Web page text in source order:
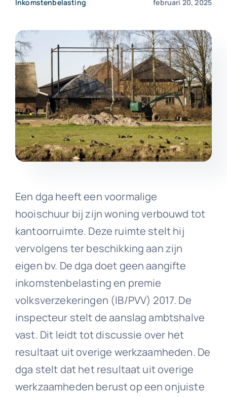
Inkomstenbelasting februari 20, 2025
Een dga heeft een voormalige
hooischuur bij zijn woning verbouwd tot
kantoorruimte. Deze ruimte stelt hij
vervolgens ter beschikking aan zijn
eigen bv. De dga doet geen aangifte
inkomstenbelasting en premie
volksverzekeringen (IB/PVV) 2017. De
inspecteur stelt de aanslag ambtshalve
vast. Dit leidt tot discussie over het
resultaat uit overige werkzaamheden. De
dga stelt dat het resultaat uit overige
werkzaamheden berust op een onjuiste